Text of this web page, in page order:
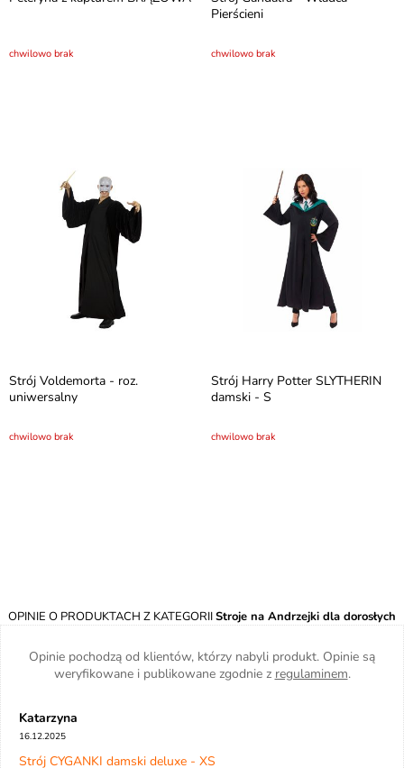
chwilowo brak
Pierścieni
chwilowo brak
Strój Voldemorta - roz.
uniwersalny
chwilowo brak
Strój Harry Potter SLYTHERIN
damski - S
chwilowo brak
OPINIE O PRODUKTACH Z KATEGORIIStroje na Andrzejki dla dorosłych
Opinie pochodzą od klientów, którzy nabyli produkt. Opinie są
weryfikowane i publikowane zgodnie z regulaminem.
Katarzyna
16.12.2025
Strój CYGANKI damski deluxe - XS